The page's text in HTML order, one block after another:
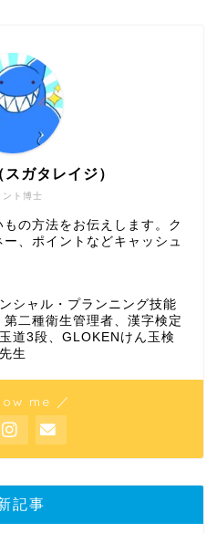
ント博士
ガタレイジ）
の方法をお伝えします。ク
、ポイントなどキャッシュ
シャル・プランニング技能
二種衛生管理者、漢字検定
道3段、GLOKENけん玉検
生
me ／
記事